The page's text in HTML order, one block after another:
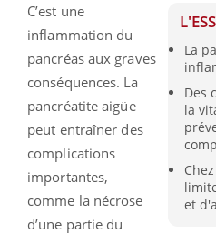
La
Des
la
et
C’est une
inflammation du
pancréas aux graves
conséquences. La
pancréatite aigüe
peut entraîner des
complications
importantes,
comme la nécrose
d’une partie du